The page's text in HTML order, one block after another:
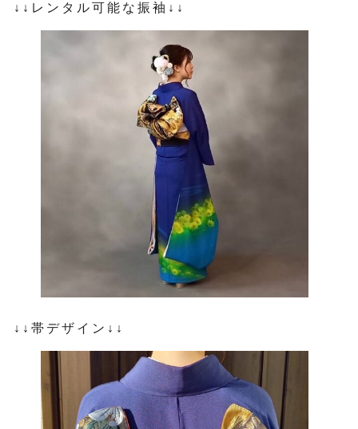
↓↓レンタル可能な振袖↓↓
↓↓帯デザイン↓↓